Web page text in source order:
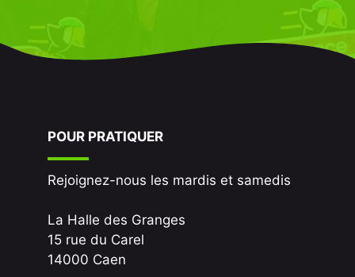
POUR PRATIQUER
Rejoignez-nous les mardis et samedis
La Halle des Granges
15 rue du Carel
14000 Caen